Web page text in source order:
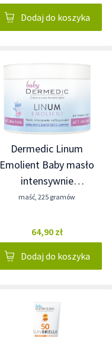
Dodaj do koszyka
Dermedic Linum
Emolient Baby masło
intensywnie
natłuszczające
maść, 225 gramów
64,90 zł
Dodaj do koszyka